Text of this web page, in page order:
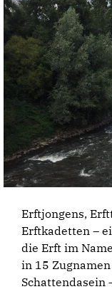
Erftjongens,
Erftkadetten –
die Erft im
in 15
Schattendasein